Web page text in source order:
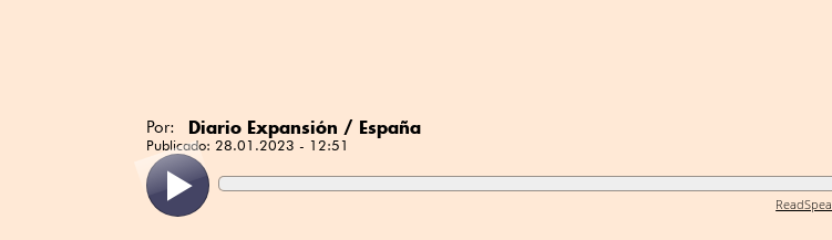
Por: Diario Expansión / España
Publicado: 28.01.2023 - 12:51